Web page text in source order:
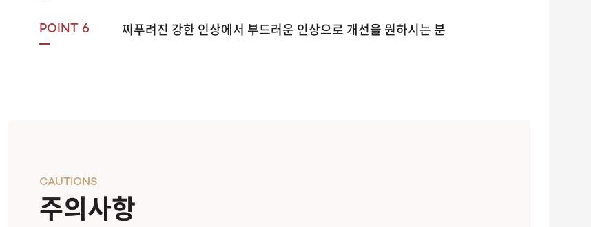
POINT 6 찌푸려진 강한 인상에서 부드러운 인상으로 개선을 원하시는 분
주의사항
CAUTIONS